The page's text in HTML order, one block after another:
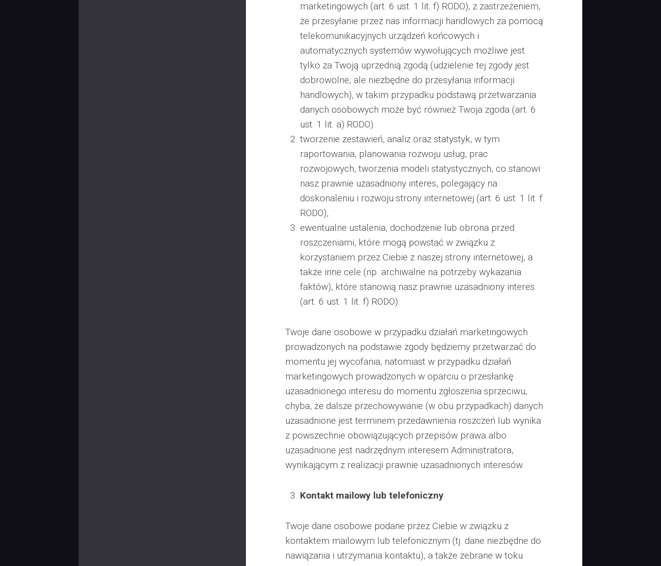
marketingowych (art. 6 ust. 1 lit. f) RODO), z zastrzeżeniem,
że przesyłanie przez nas informacji handlowych za pomocą
telekomunikacyjnych urządzeń końcowych i
automatycznych systemów wywołujących możliwe jest
tylko za Twoją uprzednią zgodą (udzielenie tej zgody jest
dobrowolne, ale niezbędne do przesyłania informacji
handlowych), w takim przypadku podstawą przetwarzania
danych osobowych może być również Twoja zgoda (art. 6
ust. 1 lit. a) RODO)
tworzenie zestawień, analiz oraz statystyk, w tym
raportowania, planowania rozwoju usług, prac
rozwojowych, tworzenia modeli statystycznych, co stanowi
nasz prawnie uzasadniony interes, polegający na
doskonaleniu i rozwoju strony internetowej (art. 6 ust. 1 lit. f
RODO),
ewentualne ustalenia, dochodzenie lub obrona przed
roszczeniami, które mogą powstać w związku z
korzystaniem przez Ciebie z naszej strony internetowej, a
także inne cele (np. archiwalne na potrzeby wykazania
faktów), które stanowią nasz prawnie uzasadniony interes
(art. 6 ust. 1 lit. f) RODO).
Twoje dane osobowe w przypadku działań marketingowych
prowadzonych na podstawie zgody będziemy przetwarzać do
momentu jej wycofania, natomiast w przypadku działań
marketingowych prowadzonych w oparciu o przesłankę
uzasadnionego interesu do momentu zgłoszenia sprzeciwu,
chyba, że dalsze przechowywanie (w obu przypadkach) danych
uzasadnione jest terminem przedawnienia roszczeń lub wynika
z powszechnie obowiązujących przepisów prawa albo
uzasadnione jest nadrzędnym interesem Administratora,
wynikającym z realizacji prawnie uzasadnionych interesów.
Kontakt mailowy lub telefoniczny
Twoje dane osobowe podane przez Ciebie w związku z
kontaktem mailowym lub telefonicznym (tj. dane niezbędne do
nawiązania i utrzymania kontaktu), a także zebrane w toku